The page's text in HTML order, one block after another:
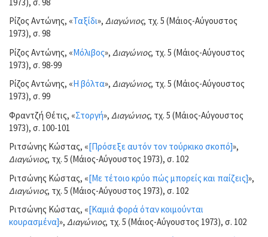
Ρίζος Αντώνης, «Ταξίδι», Διαγώνιος, τχ. 5 (Μάιος-Αύγουστος
1973), σ. 98
Ρίζος Αντώνης, «Μόλιβος», Διαγώνιος, τχ. 5 (Μάιος-Αύγουστος
1973), σ. 98-99
Ρίζος Αντώνης, «Η βόλτα», Διαγώνιος, τχ. 5 (Μάιος-Αύγουστος
1973), σ. 99
Φραντζή Θέτις, «Στοργή», Διαγώνιος, τχ. 5 (Μάιος-Αύγουστος
1973), σ. 100-101
Ριτσώνης Κώστας, «[Πρόσεξε αυτόν τον τούρκικο σκοπό]»,
Διαγώνιος, τχ. 5 (Μάιος-Αύγουστος 1973), σ. 102
Ριτσώνης Κώστας, «[Με τέτοιο κρύο πώς μπορείς και παίζεις]»,
Διαγώνιος, τχ. 5 (Μάιος-Αύγουστος 1973), σ. 102
Ριτσώνης Κώστας, «[Καμιά φορά όταν κοιμούνται
κουρασμένα]», Διαγώνιος, τχ. 5 (Μάιος-Αύγουστος 1973), σ. 102